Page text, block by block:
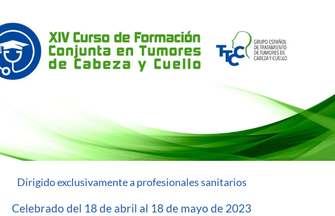
Dirigido exclusivamente a profesionales sanitarios
Celebrado del 18 de abril al 18 de mayo de 2023